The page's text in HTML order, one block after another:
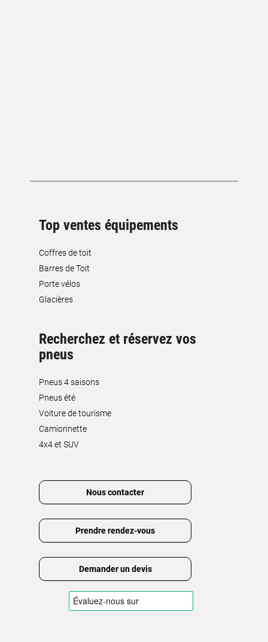
Top ventes équipements
Coffres de toit
Barres de Toit
Porte vélos
Glacières
Recherchez et réservez vos
pneus
Pneus 4 saisons
Pneus été
Voiture de tourisme
Camionnette
4x4 et SUV
Nous contacter
Prendre rendez-vous
Demander un devis